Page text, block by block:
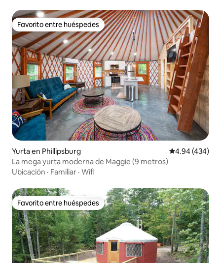
Favorito entre huéspedes
Favorito entre huéspedes
Yurta en Phillipsburg Calificación
4.94 (434)
La mega yurta moderna de Maggie (9 metros)
Ubicación · Familiar · Wifi
Favorito entre huéspedes
Favorito entre huéspedes